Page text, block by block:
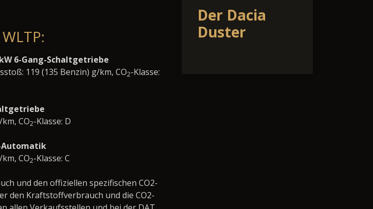
6-Gang-Schaltgetriebe
119 (135 Benzin) g/km, CO2-Klasse:
CO2-Klasse: D
Automatik
CO2-Klasse: C
und den offiziellen spezifischen CO2-
den Kraftstoffverbrauch und die CO2-
Der Dacia
Duster